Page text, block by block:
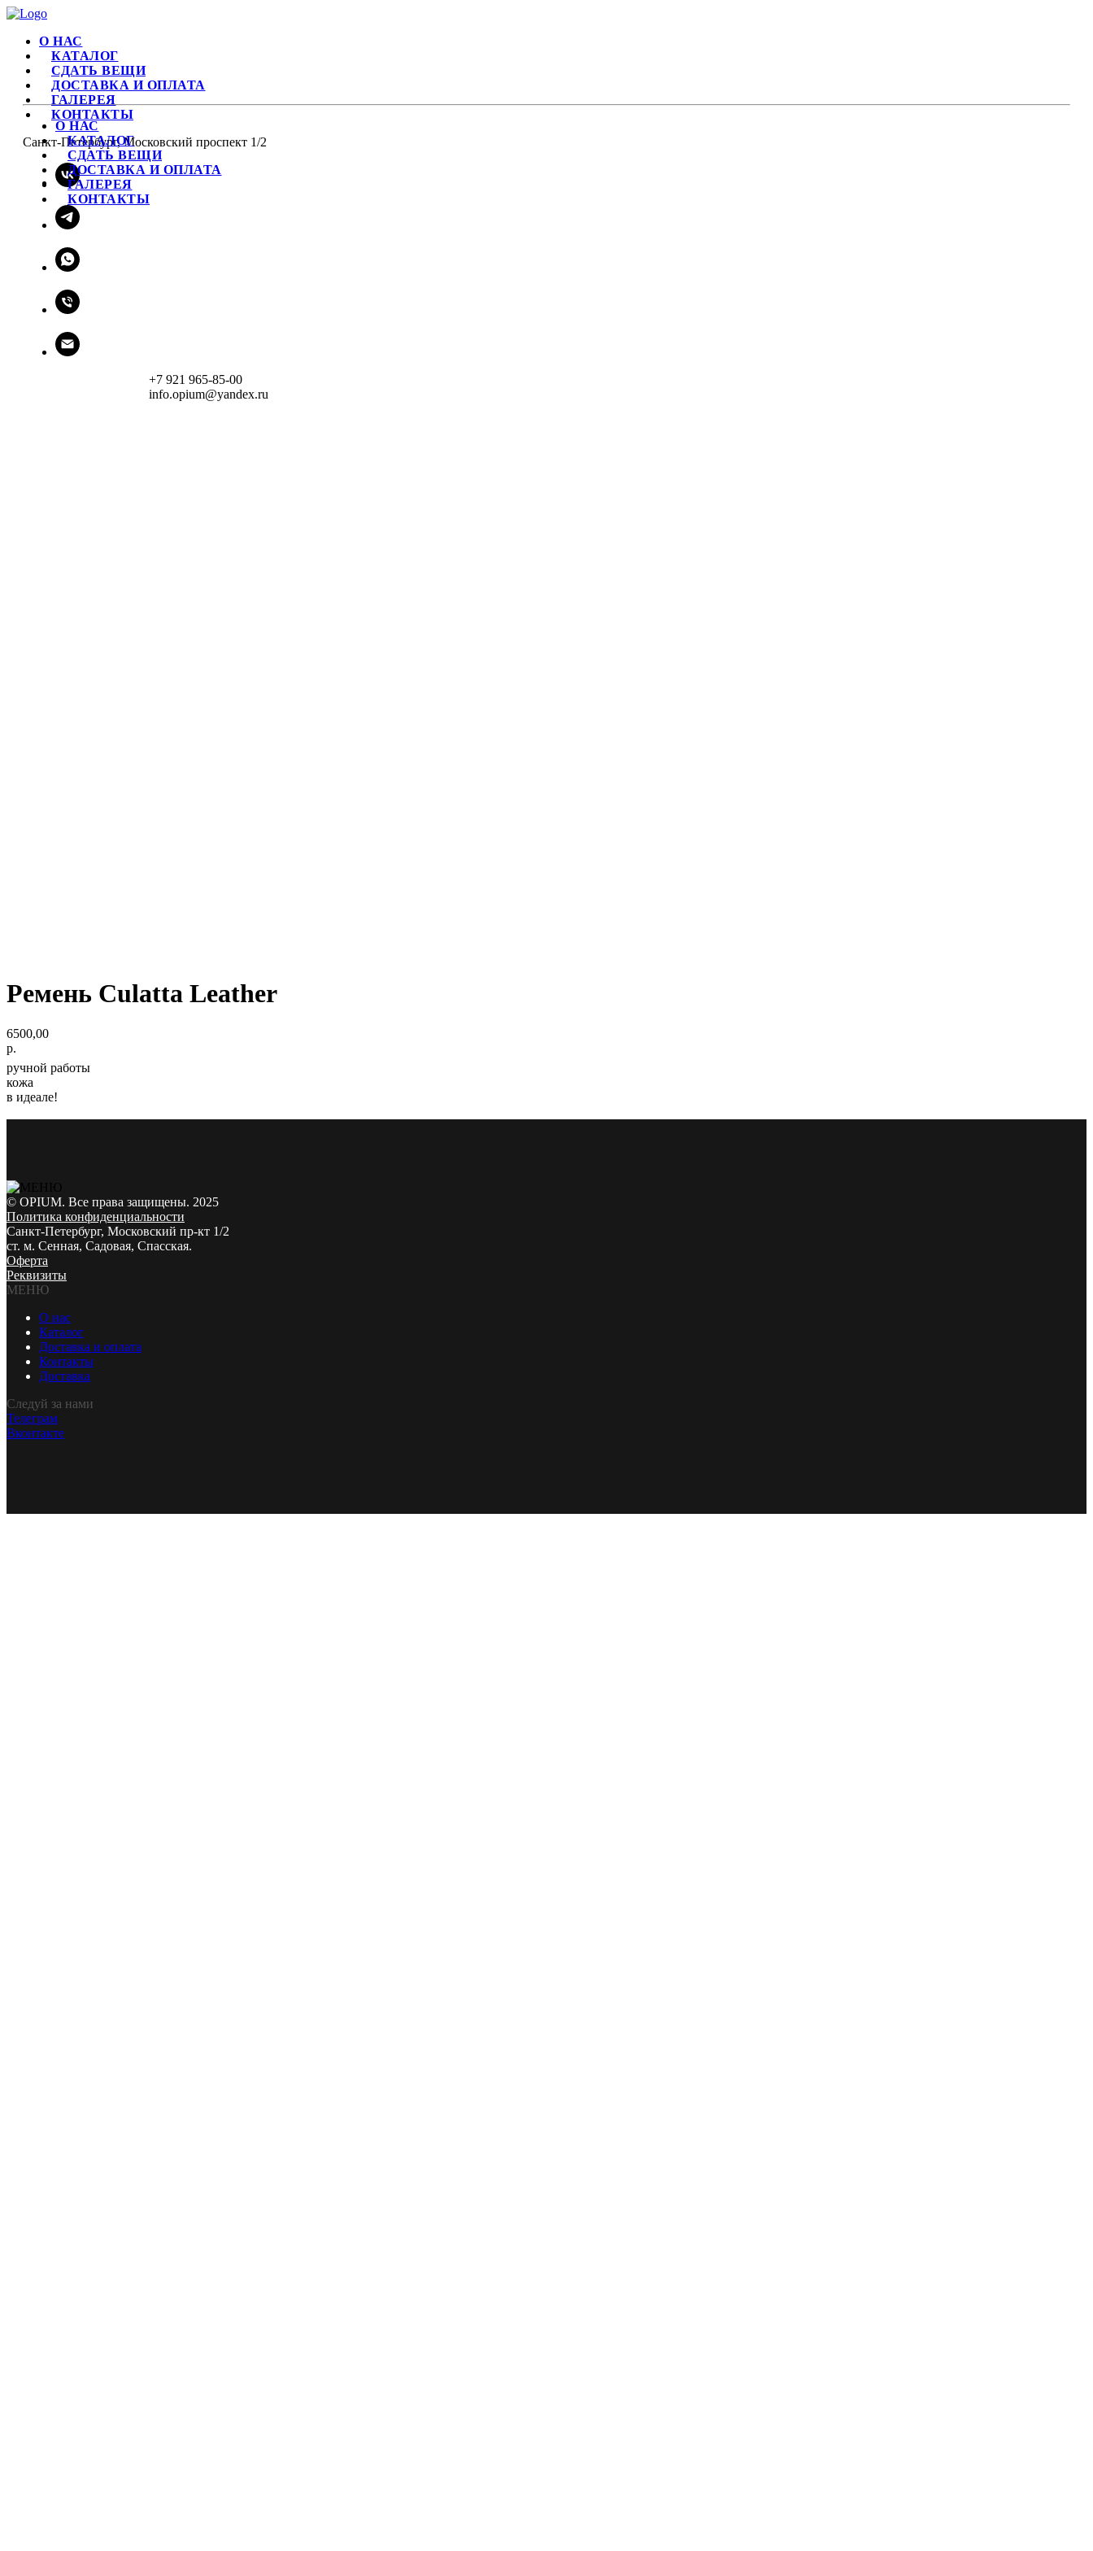
О НАС
КАТАЛОГ
СДАТЬ ВЕЩИ
ДОСТАВКА И ОПЛАТА
ГАЛЕРЕЯ
КОНТАКТЫ
Санкт-Петербург, Московский проспект 1/2
+7 921 965-85-00
info.opium@yandex.ru
О НАС
КАТАЛОГ
СДАТЬ ВЕЩИ
ДОСТАВКА И ОПЛАТА
ГАЛЕРЕЯ
КОНТАКТЫ
Ремень Culatta Leather
6500,00
р.
ручной работы
кожа
в идеале!
© OPIUM. Все права защищены. 2025
Политика конфиденциальности
Санкт-Петербург, Московский пр-кт 1/2
ст. м. Сенная, Садовая, Спасская.
Оферта
Реквизиты
МЕНЮ
О нас
Каталог
Доставка и оплата
Контакты
Доставка
Следуй за нами
Телеграм
Вконтакте